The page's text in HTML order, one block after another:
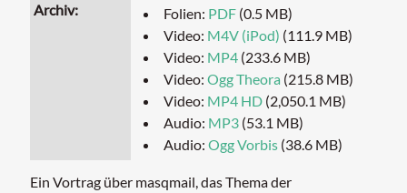
Archiv
Folien: PDF (0.5 MB)
Video: M4V (iPod) (111.9 MB)
Video: MP4 (233.6 MB)
Video:Ogg Theora (215.8 MB)
Video: MP4 HD (2,050.1 MB)
Audio: MP3 (53.1 MB)
Audio:Ogg Vorbis (38.6 MB)
Ein Vortrag über masqmail, das Thema der